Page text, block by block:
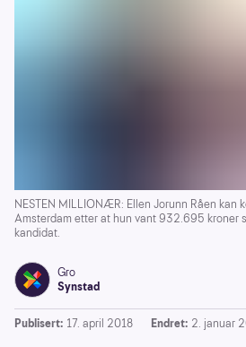
NESTEN MILLIONÆR: Ellen Jorunn Råen kan
Amsterdam etter at hun vant 932.695 kroner
kandidat.
Gro
Synstad
Publisert: 17. april 2018 Endret: 2. januar